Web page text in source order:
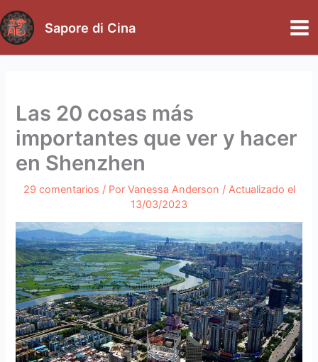
al
contenido
Sapore di Cina
Las 20 cosas más
importantes que ver y hacer
en Shenzhen
29 comentarios / Por Vanessa Anderson / Actualizado el
13/03/2023